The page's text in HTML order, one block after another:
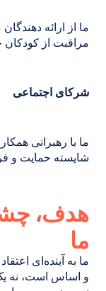
ما از ارائه
مراقبت از
شرکای اجتماعی
ما با رهبرانی
شایسته حمایت
هدف،
ما
ما به آینده‌ای
و اساس است، نه یک